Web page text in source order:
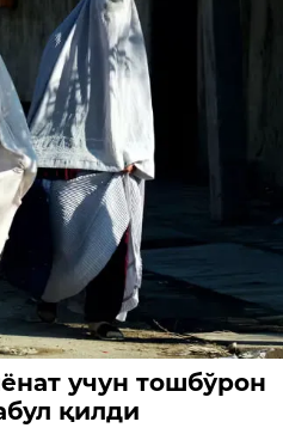
учун тошбўрон
қилди